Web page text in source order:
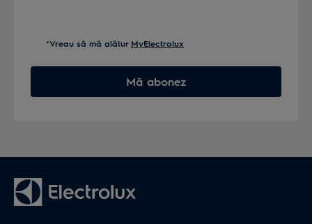
*Vreau să mă alătur MyElectrolux
Mă abonez